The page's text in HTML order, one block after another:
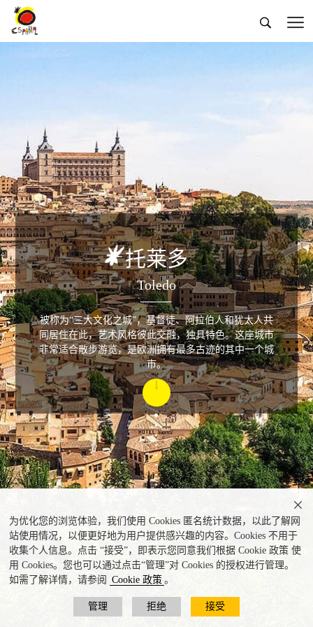
 
为优化您的浏览体验，我们使用 Cookies 匿名统计数据，以此了解网
站使用情况，以便更好地为用户提供感兴趣的内容。Cookies 不用于
收集个人信息。点击 “接受”，即表示您同意我们根据 Cookie 政策 使
用 Cookies。您也可以通过点击“管理”对 Cookies 的授权进行管理。
如需了解详情，请参阅
Cookie 政策 。
管理 拒绝 接受

托莱多
Toledo
被称为“三大文化之城”，基督徒、阿拉伯人和犹太人共
同居住在此，艺术风格彼此交融，独具特色。这座城市
非常适合散步游览，是欧洲拥有最多古迹的其中一个城
市。